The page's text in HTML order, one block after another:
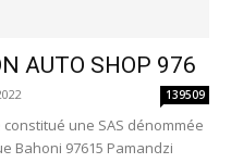
AUTO SHOP 976
139509
constitué une SAS dénommée
Bahoni 97615 Pamandzi